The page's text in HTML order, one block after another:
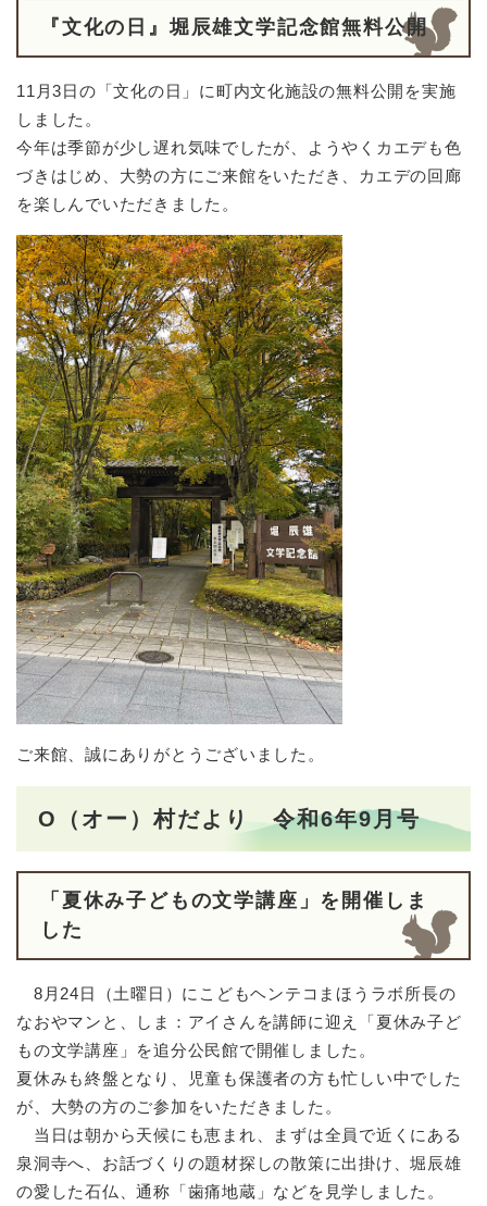
『文化の日』堀辰雄文学記念館無料公開
11月3日の「文化の日」に町内文化施設の無料公開を実施
しました。
今年は季節が少し遅れ気味でしたが、ようやくカエデも色
づきはじめ、大勢の方にご来館をいただき、カエデの回廊
を楽しんでいただきました。
ご来館、誠にありがとうございました。
O（オー）村だより 令和6年9月号
「夏休み子どもの文学講座」を開催しま
した
8月24日（土曜日）にこどもヘンテコまほうラボ所長の
なおやマンと、しま：アイさんを講師に迎え「夏休み子ど
もの文学講座」を追分公民館で開催しました。
夏休みも終盤となり、児童も保護者の方も忙しい中でした
が、大勢の方のご参加をいただきました。
当日は朝から天候にも恵まれ、まずは全員で近くにある
泉洞寺へ、お話づくりの題材探しの散策に出掛け、堀辰雄
の愛した石仏、通称「歯痛地蔵」などを見学しました。